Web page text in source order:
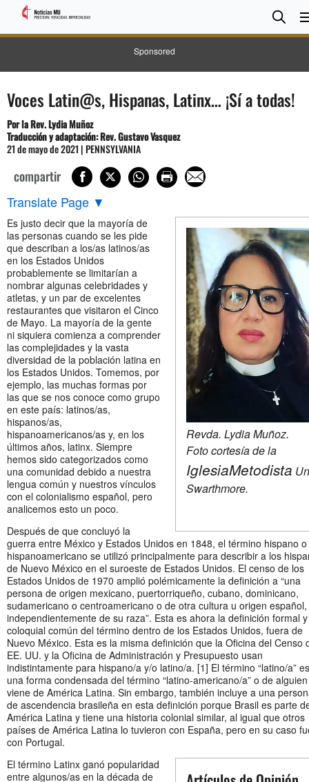
Sponsored
Voces Latin@s, Hispanas, Latinx… ¡Sí a todas!
Por la Rev. Lydia Muñoz
Traducción y adaptación: Rev. Gustavo Vasquez
21 de mayo de 2021 | PENNSYLVANIA
compartir
Translate Page ▼
Revda. Lydia Muñoz.
Foto cortesía de la
IglesiaMetodista
Swarthmore.
Es justo decir que la mayoría de
las personas cuando se les pide
que describan a los/as latinos/as
en los Estados Unidos
probablemente se limitarían a
nombrar algunas celebridades y
atletas, y un par de excelentes
restaurantes que visitaron el Cinco
de Mayo. La mayoría de la gente
ni siquiera comienza a comprender
las complejidades y la vasta
diversidad de la población latina en
los Estados Unidos. Tomemos, por
ejemplo, las muchas formas por
las que se nos conoce como grupo
en este país: latinos/as,
hispanos/as,
hispanoamericanos/as y, en los
últimos años, latinx. Siempre
hemos sido categorizados como
una comunidad debido a nuestra
lengua común y nuestros vínculos
con el colonialismo español, pero
analicemos esto un poco.
Después de que concluyó la
guerra entre México y Estados Unidos en 1848, el término hispano o
hispanoamericano se utilizó principalmente para describir a los
de Nuevo México en el suroeste de Estados Unidos. El censo de los
Estados Unidos de 1970 amplió polémicamente la definición a “una
persona de origen mexicano, puertorriqueño, cubano, dominicano,
sudamericano o centroamericano o de otra cultura u origen español,
independientemente de su raza”. Esta es ahora la definición formal y
coloquial común del término dentro de los Estados Unidos, fuera de
Nuevo México. Esta es la misma definición que la Oficina del Censo
EE. UU. y la Oficina de Administración y Presupuesto usan
indistintamente para hispano/a y/o latino/a. [1] El término “latino/a” es
una forma condensada del término “latino-americano/a” o de
viene de América Latina. Sin embargo, también incluye a una
de ascendencia brasileña en esta definición porque Brasil es parte
América Latina y tiene una historia colonial similar, al igual que otros
países de América Latina lo tuvieron con España, pero en su caso
con Portugal.
El término Latinx ganó popularidad
entre algunos/as en la década de